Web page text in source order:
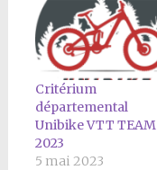
Critérium
départemental
Unibike VTT TEAM
2023
5 mai 2023